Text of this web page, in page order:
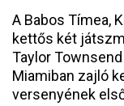
A Babos Tímea,
kettős két
Taylor
Miamiban zajló
versenyének